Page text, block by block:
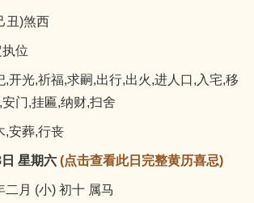
)煞西
位
,开光,祈福,求嗣,出行,出火,进人口,入宅,移
安门,挂匾,纳财,扫舍
,安葬,行丧
星期六 (点击查看此日完整黄历喜忌)
月 (小) 初十 属马